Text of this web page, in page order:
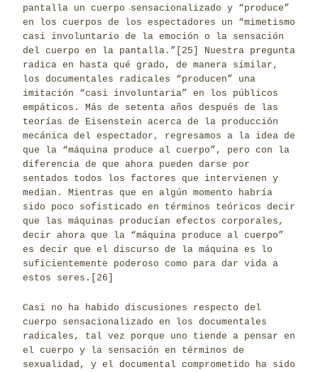
pantalla un cuerpo sensacionalizado y “produce”
en los cuerpos de los espectadores un “mimetismo
casi involuntario de la emoción o la sensación
del cuerpo en la pantalla.” [25]
Nuestra pregunta
radica en hasta qué grado, de manera similar,
los documentales radicales “producen” una
imitación “casi involuntaria” en los públicos
empáticos. Más de setenta años después de las
teorías de Eisenstein acerca de la producción
mecánica del espectador, regresamos a la idea de
que la “máquina produce al cuerpo”, pero con la
diferencia de que ahora pueden darse por
sentados todos los factores que intervienen y
median. Mientras que en algún momento habría
sido poco sofisticado en términos teóricos decir
que las máquinas producían efectos corporales,
decir ahora que la “máquina produce al cuerpo”
es decir que el discurso de la máquina es lo
suficientemente poderoso como para dar vida a
estos seres. [26]
Casi no ha habido discusiones respecto del
cuerpo sensacionalizado en los documentales
radicales, tal vez porque uno tiende a pensar en
el cuerpo y la sensación en términos de
sexualidad, y el documental comprometido ha sido